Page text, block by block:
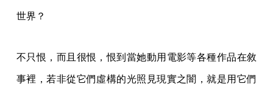
世界？
不只恨，而且很恨，恨到當她動用電影等各種作品在敘
事裡，若非從它們虛構的光照見現實之闇，就是用它們